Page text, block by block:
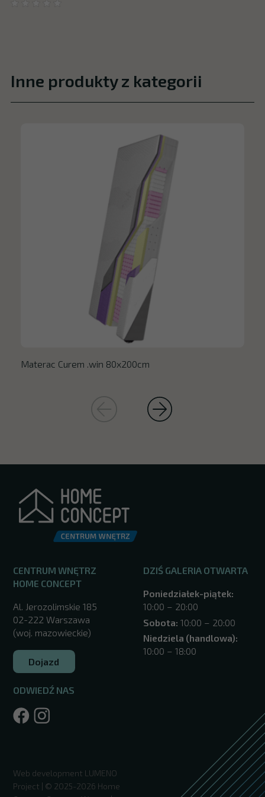
Inne produkty z kategorii
Materac Curem .win 80x200cm
CENTRUM WNĘTRZ
HOME CONCEPT
Al. Jerozolimskie 185
02-222 Warszawa
(woj. mazowieckie)
Dojazd
ODWIEDŹ NAS
DZIŚ GALERIA OTWARTA
Poniedziałek-piątek:
10:00 – 20:00
Sobota: 10:00 – 20:00
Niedziela (handlowa):
10:00 – 18:00
Web development LUMENO
Project | © 2025-2026 Home